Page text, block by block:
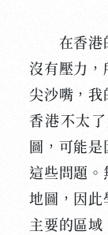
在香港的
沒有壓力，
尖沙嘴，我
香港不太
圖，可能
這些問題。
地圖，因此
主要的區